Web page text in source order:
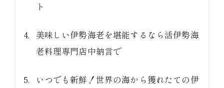
ト
美味しい伊勢海老を堪能するなら活伊勢海
老料理専門店中納言で
いつでも新鮮！世界の海から獲れたての伊